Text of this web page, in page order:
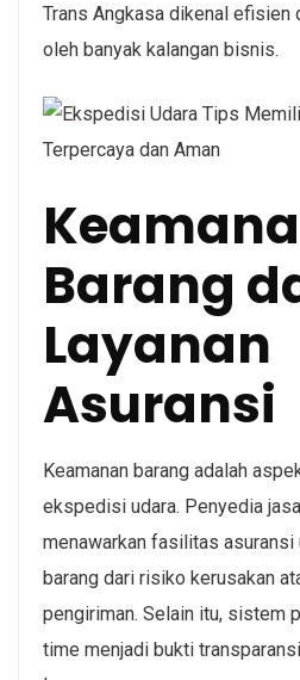
Trans Angkasa dikenal efisien
oleh banyak kalangan bisnis.
Barang
Layanan
Asuransi
Keamanan barang adalah
ekspedisi udara. Penyedia
menawarkan fasilitas asuransi
barang dari risiko kerusakan
pengiriman. Selain itu, sistem
time menjadi bukti